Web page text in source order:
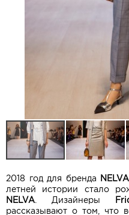
2018 год для бренда NELVA
летней истории стало
NELVA . Дизайнеры
рассказывают о том, что